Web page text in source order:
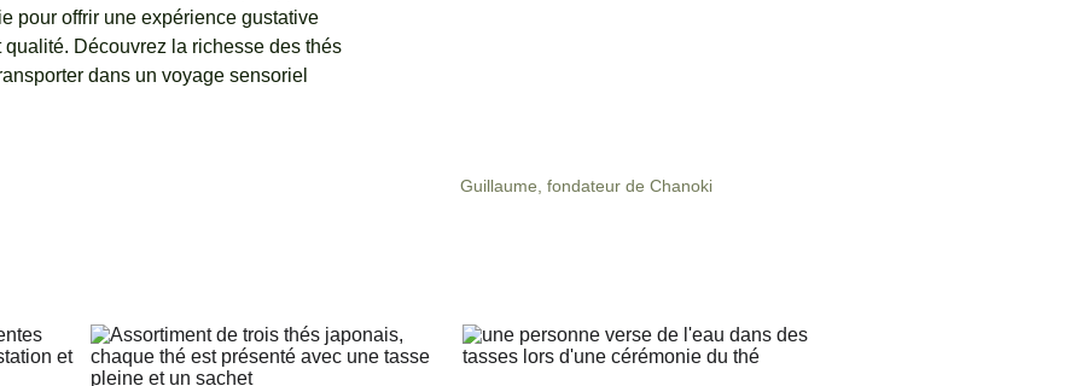
pour offrir une expérience gustative
Découvrez la richesse des thés
dans un voyage sensoriel
Guillaume, fondateur de Chanoki